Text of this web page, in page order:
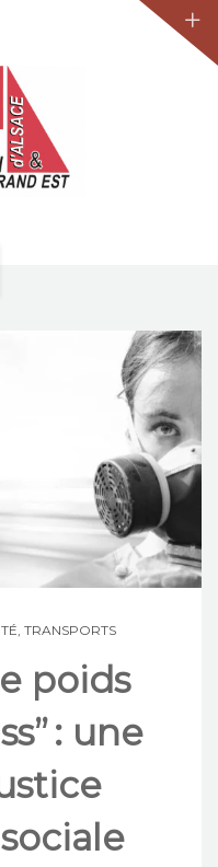
, TRANSPORTS
poids
: une